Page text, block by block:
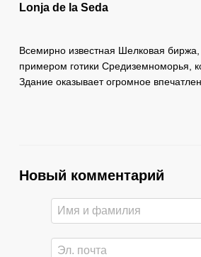
Lonja de la Seda
Всемирно известная Шелковая биржа,
примером готики Средиземноморья,
Здание оказывает огромное
Новый комментарий